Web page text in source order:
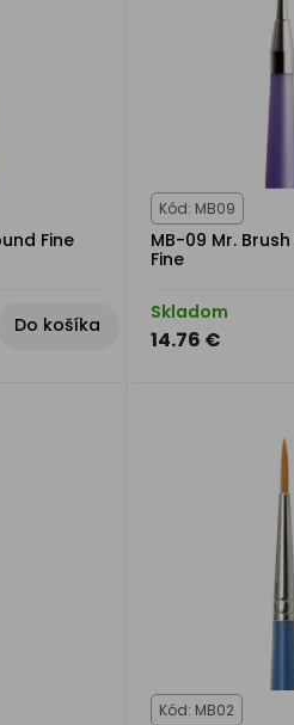
Fine
Do košíka
Kód: MB09
MB-09 Mr.
Fine
Skladom
14.76 €
Kód: MB02